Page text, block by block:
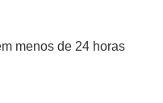
menos de 24 horas